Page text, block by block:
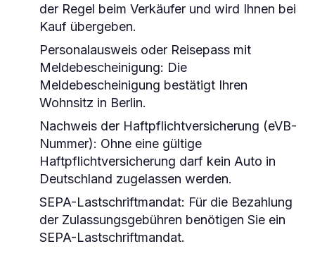
der Regel beim Verkäufer und wird Ihnen bei
Kauf übergeben.
Personalausweis oder Reisepass mit
Meldebescheinigung: Die
Meldebescheinigung bestätigt Ihren
Wohnsitz in Berlin.
Nachweis der Haftpflichtversicherung (eVB-
Nummer): Ohne eine gültige
Haftpflichtversicherung darf kein Auto in
Deutschland zugelassen werden.
SEPA-Lastschriftmandat: Für die Bezahlung
der Zulassungsgebühren benötigen Sie ein
SEPA-Lastschriftmandat.